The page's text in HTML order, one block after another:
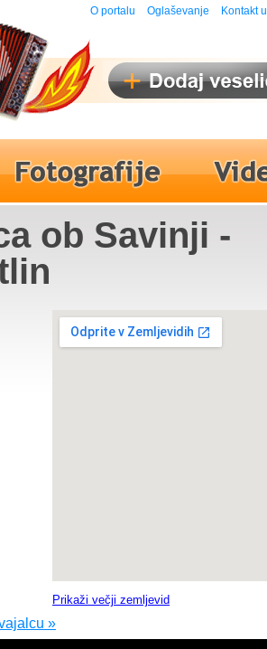
O portalu Oglaševanje Kontakt
ob Savinji -
Prikaži večji zemljevid
»